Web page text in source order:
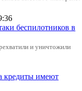
беспилотников в
и уничтожили
кредиты имеют